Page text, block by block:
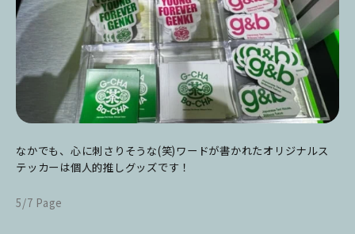
なかでも、心に刺さりそうな(笑)ワードが書かれたオリジナルス
テッカーは個人的推しグッズです！
5/7 Page